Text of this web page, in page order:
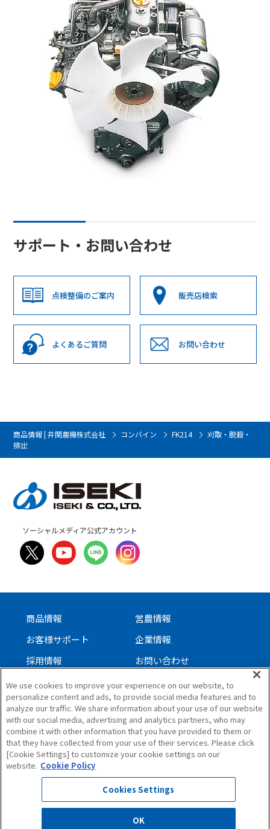
サポート・お問い合わせ
点検整備のご案内 販売店検索
よくあるご質問 お問い合わせ
商品情報 | 井関農機株式会社 コンバイン FK214
刈取・脱穀・
排出
ソーシャルメディア公式アカウント
商品情報
営農情報
お客様サポート
企業情報
採用情報
お問い合わせ
サイトについて
個人情報保護方針
ソーシャルメディアガイドライン
サイトマップ
All Rights Reserved. Copyright(C)1997,ISEKI & CO.,LTD.
We use cookies to improve your experience on our website, to
personalize content and ads, to provide social media features and to
analyze our traffic. We share information about your use of our website
with our social media, advertising and analytics partners, who may
combine it with other information that you have provided to them or
that they have collected from your use of their services. Please click
[Cookie Settings] to customize your cookie settings on our
website. Cookie Policy
Cookies Settings
OK